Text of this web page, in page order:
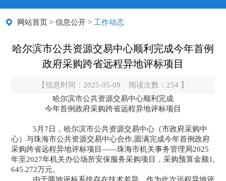
网站首页 > 信息公开 > 工作动态
哈尔滨市公共资源交易中心顺利完成今年首例
政府采购跨省远程异地评标项目
【信息时间：2025-05-09 阅读次数： 254 】
哈尔滨市公共资源交易中心顺利完成
今年首例政府采购跨省远程异地评标项目
5月7日，哈尔滨市公共资源交易中心（市政府采购中
心）与珠海市公共资源交易中心合作,圆满完成今年首例政府
采购跨省远程异地评标项目——珠海市机关事务管理局2025
年至2027年机关办公场所安保服务采购项目，采购预算金额1,
645.272万元。